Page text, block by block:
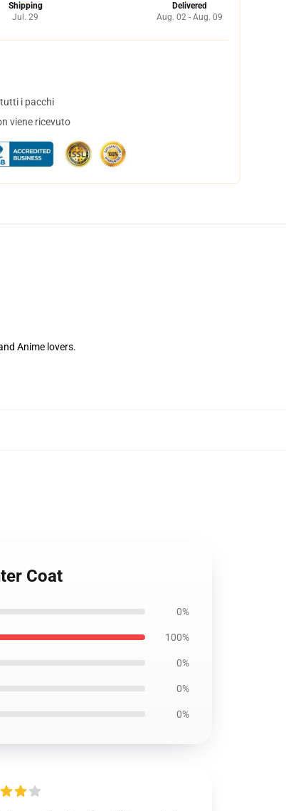
Shipping
Jul. 29
Delivered
Aug. 02 - Aug. 09
i pacchi
viene ricevuto
Anime lovers.
Coat
0%
100%
0%
0%
0%